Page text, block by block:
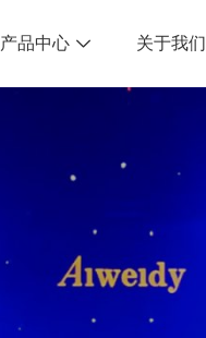
产品中心  关于我们